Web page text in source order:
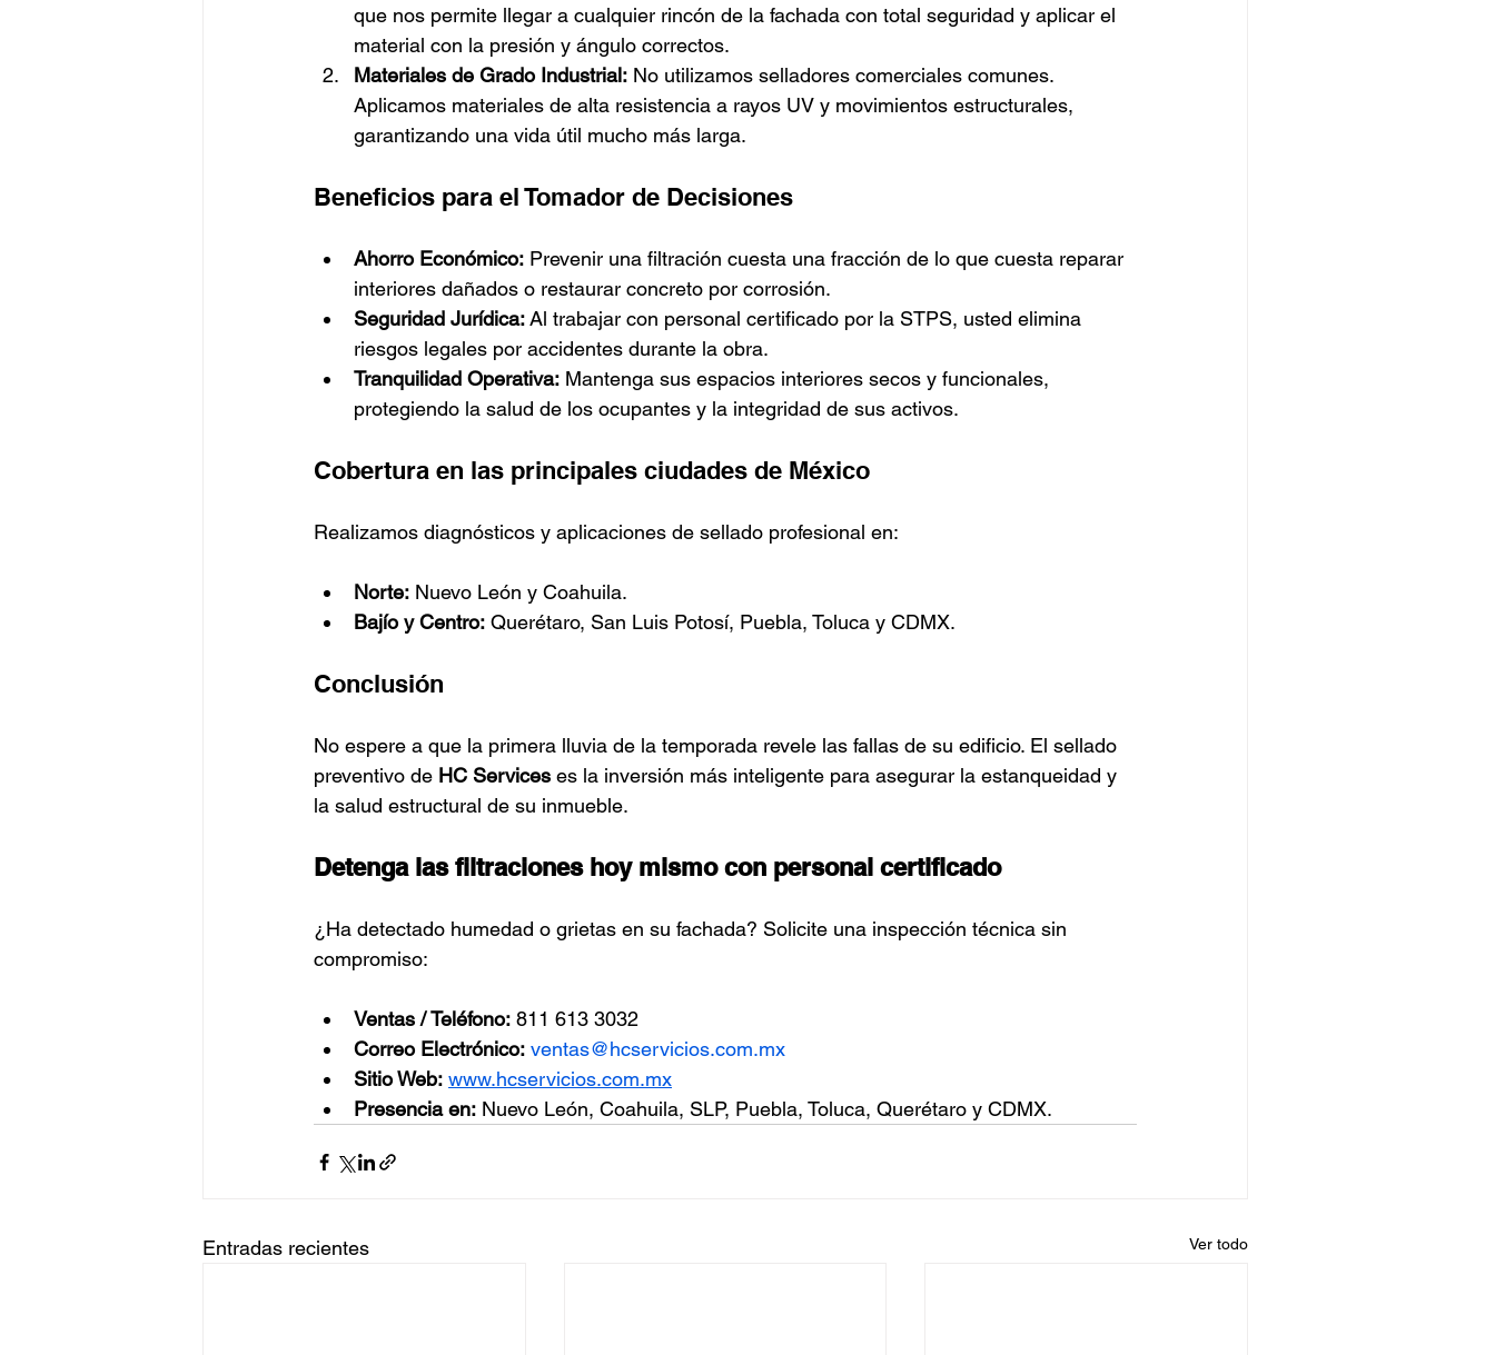
que nos permite llegar a cualquier rincón de la fachada con total seguridad y aplicar el
material con la presión y ángulo correctos.
Materiales de Grado Industrial: No utilizamos selladores comerciales comunes.
Aplicamos materiales de alta resistencia a rayos UV y movimientos estructurales,
garantizando una vida útil mucho más larga.
Beneficios para el Tomador de Decisiones
Ahorro Económico: Prevenir una filtración cuesta una fracción de lo que cuesta reparar
interiores dañados o restaurar concreto por corrosión.
Seguridad Jurídica: Al trabajar con personal certificado por la STPS, usted elimina
riesgos legales por accidentes durante la obra.
Tranquilidad Operativa: Mantenga sus espacios interiores secos y funcionales,
protegiendo la salud de los ocupantes y la integridad de sus activos.
Cobertura en las principales ciudades de México
Realizamos diagnósticos y aplicaciones de sellado profesional en:
Norte: Nuevo León y Coahuila.
Bajío y Centro: Querétaro, San Luis Potosí, Puebla, Toluca y CDMX.
Conclusión
No espere a que la primera lluvia de la temporada revele las fallas de su edificio. El sellado
preventivo de HC Services es la inversión más inteligente para asegurar la estanqueidad y
la salud estructural de su inmueble.
Detenga las filtraciones hoy mismo con personal certificado
¿Ha detectado humedad o grietas en su fachada? Solicite una inspección técnica sin
compromiso:
Ventas / Teléfono: 811 613 3032
Correo Electrónico: ventas@hcservicios.com.mx
Sitio Web: www.hcservicios.com.mx
Presencia en: Nuevo León, Coahuila, SLP, Puebla, Toluca, Querétaro y CDMX.
Entradas recientes Ver todo